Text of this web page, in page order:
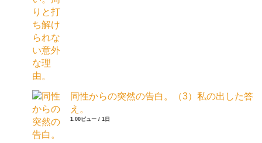
同性からの突然の告白。（3）私の出した答
え。
1.00ビュー / 1日